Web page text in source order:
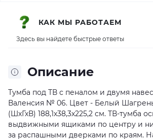
Описание
Тумба под ТВ с пеналом и двумя
Валенсия № 06. Цвет - Белый
(ШхГхВ) 188,1х38,3х225,2 см. ТВ-тумба
выдвижными ящиками по центру и
за распашными дверками по краям.
КАК МЫ РАБОТАЕМ
Здесь вы найдете быстрые ответы